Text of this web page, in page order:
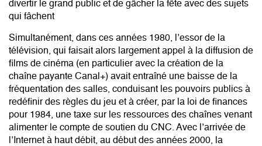
divertir le grand public et de gâcher la fête avec des sujets
qui fâchent
Simultanément, dans ces années 1980, l’essor de la
télévision, qui faisait alors largement appel à la diffusion de
films de cinéma (en particulier avec la création de la
chaîne payante Canal+) avait entraîné une baisse de la
fréquentation des salles, conduisant les pouvoirs publics à
redéfinir des règles du jeu et à créer, par la loi de finances
pour 1984, une taxe sur les ressources des chaînes venant
alimenter le compte de soutien du CNC. Avec l’arrivée de
l’Internet à haut débit, au début des années 2000, la